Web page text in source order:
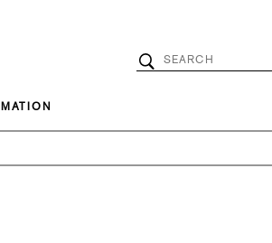
Search
Catalog